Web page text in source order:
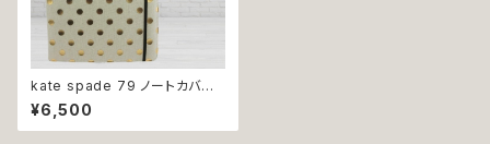
kate spade 79 ノートカバー
ケイトスペード 手帳 ノート 文具
文房具 デスク 贈り物 プレゼン
ト 学校 オフィス
¥6,500